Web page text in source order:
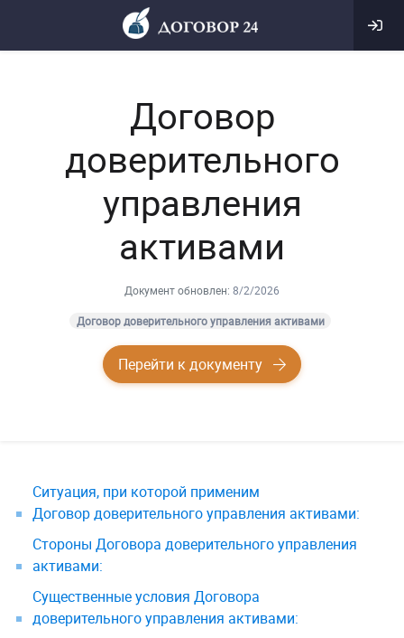
Договор
доверительного
управления
активами
Документ обновлен: 8/2/2026
Договор доверительного управления активами
Перейти к документу
Ситуация, при которой применим
Договор доверительного управления активами:
Стороны Договора доверительного управления
активами:
Существенные условия Договора
доверительного управления активами: